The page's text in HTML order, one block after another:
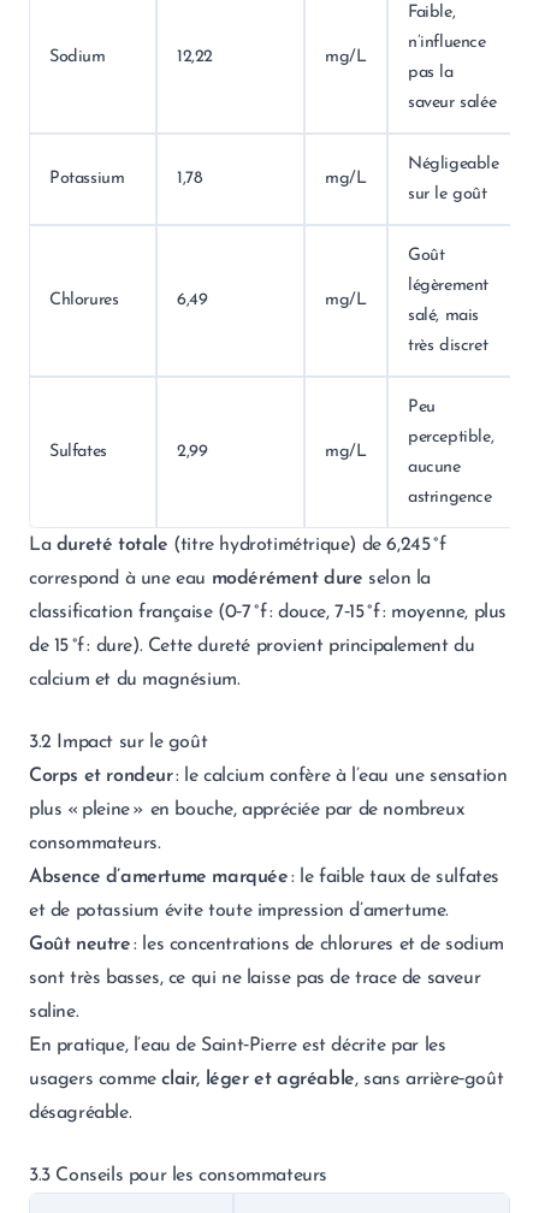
Sodium 12,22 mg/L
Faible,
n’influence
pas la
saveur salée
Potassium 1,78 mg/L
Négligeable
sur le goût
Chlorures 6,49 mg/L
Goût
légèrement
salé, mais
très discret
Sulfates 2,99 mg/L
Peu
perceptible,
aucune
astringence
La dureté totale (titre hydrotimétrique) de 6,245 °f
correspond à une eau modérément dure selon la
classification française (0‑7 °f : douce, 7‑15 °f : moyenne, plus
de 15 °f : dure). Cette dureté provient principalement du
calcium et du magnésium.
3.2 Impact sur le goût
Corps et rondeur: le calcium confère à l’eau une sensation
plus « pleine » en bouche, appréciée par de nombreux
consommateurs.
Absence d’amertume marquée: le faible taux de sulfates
et de potassium évite toute impression d’amertume.
Goût neutre: les concentrations de chlorures et de sodium
sont très basses, ce qui ne laisse pas de trace de saveur
saline.
En pratique, l’eau de Saint‑Pierre est décrite par les
usagers commeclair, léger et agréable, sans arrière‑goût
désagréable.
3.3 Conseils pour les consommateurs